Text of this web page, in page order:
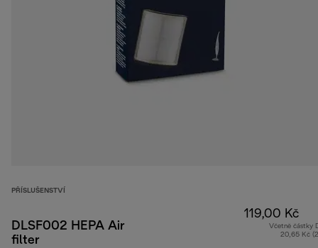
PŘÍSLUŠENSTVÍ
DLSF002 HEPA Air
filter
119,00 Kč
Včetně částky
20,65 Kč